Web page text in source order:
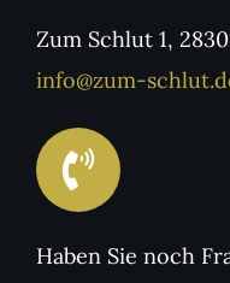
Zum Schlut 1,
info@zum-
Haben Sie noch